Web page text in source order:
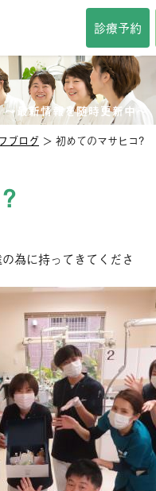
診療予約
院長紹介
インタビュー
アクセス
小児矯正
口腔強化管理体制
歯の豆知識
今月のスマイル
〜最新情報を随時更新中〜
ブログ ＞ 初めてのマサヒコ?
為に持ってきてくださ